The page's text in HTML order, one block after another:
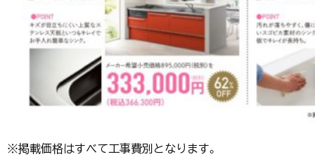
※掲載価格はすべて工事費別となります。